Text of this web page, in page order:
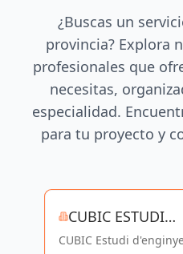
¿Buscas un
provincia? Explora
profesionales que
necesitas,
especialidad.
para tu proyecto y
CUBIC ESTUDI
D'ENGINYERIA
CUBIC Estudi